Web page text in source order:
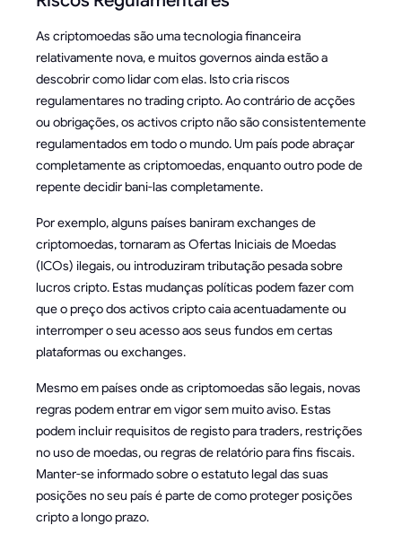
As criptomoedas são uma tecnologia financeira
relativamente nova, e muitos governos ainda estão a
descobrir como lidar com elas. Isto cria riscos
regulamentares no trading cripto. Ao contrário de acções
ou obrigações, os activos cripto não são consistentemente
regulamentados em todo o mundo. Um país pode abraçar
completamente as criptomoedas, enquanto outro pode de
repente decidir bani-las completamente.
Por exemplo, alguns países baniram exchanges de
criptomoedas, tornaram as Ofertas Iniciais de Moedas
(ICOs) ilegais, ou introduziram tributação pesada sobre
lucros cripto. Estas mudanças políticas podem fazer com
que o preço dos activos cripto caia acentuadamente ou
interromper o seu acesso aos seus fundos em certas
plataformas ou exchanges.
Mesmo em países onde as criptomoedas são legais, novas
regras podem entrar em vigor sem muito aviso. Estas
podem incluir requisitos de registo para traders, restrições
no uso de moedas, ou regras de relatório para fins fiscais.
Manter-se informado sobre o estatuto legal das suas
posições no seu país é parte de como proteger posições
cripto a longo prazo.